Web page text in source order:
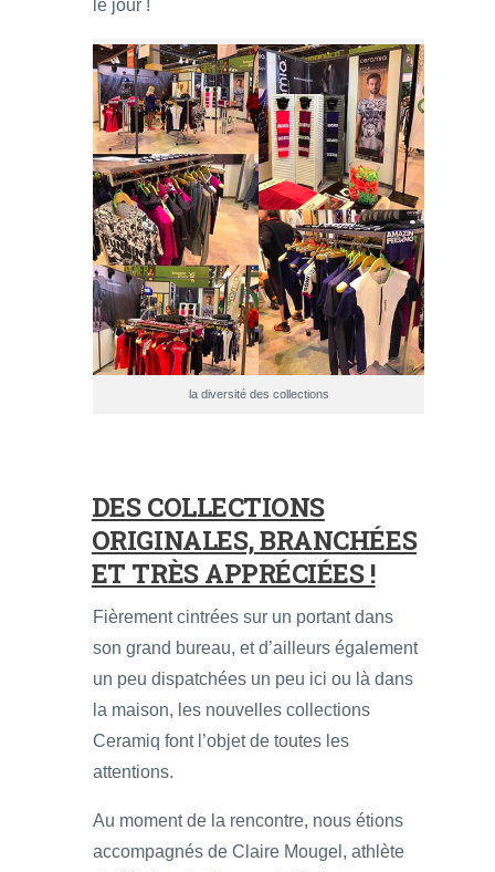
le jour !
la diversité des collections
DES COLLECTIONS
ORIGINALES, BRANCHÉES
ET TRÈS APPRÉCIÉES !
Fièrement cintrées sur un portant dans
son grand bureau, et d’ailleurs également
un peu dispatchées un peu ici ou là dans
la maison, les nouvelles collections
Ceramiq font l’objet de toutes les
attentions.
Au moment de la rencontre, nous étions
accompagnés de Claire Mougel, athlète